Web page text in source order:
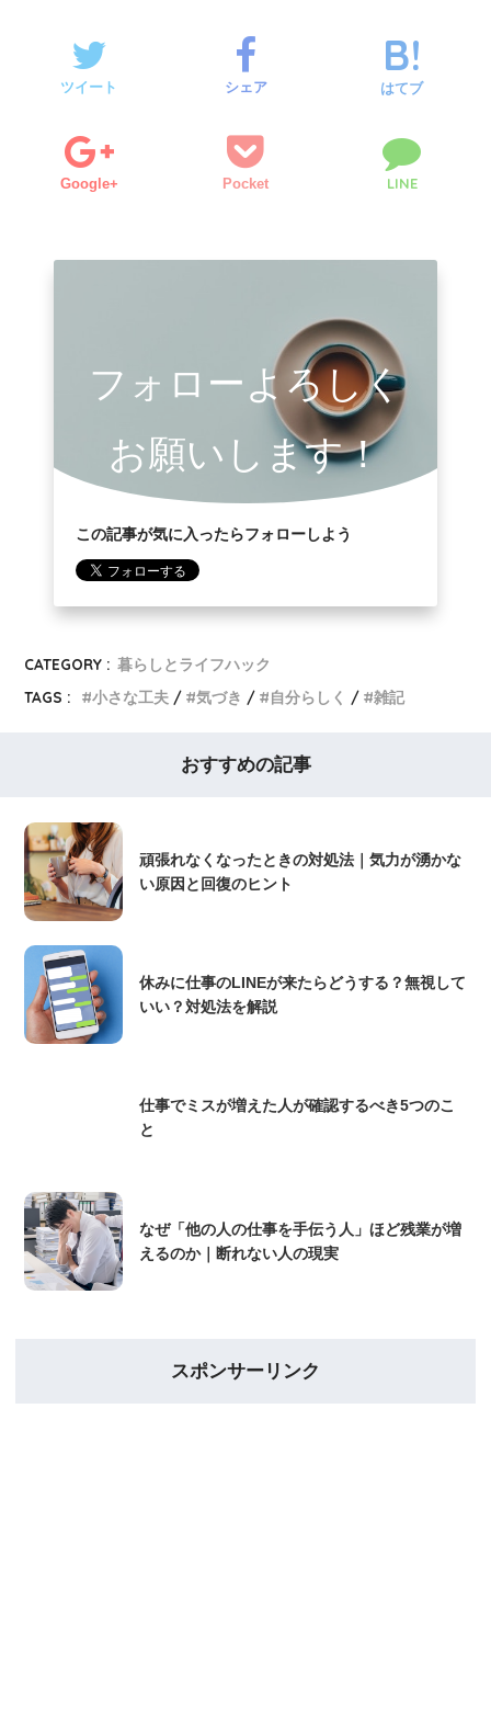
ツイート シェア はてブ
Google+ Pocket LINE
フォローよろしく
お願いします！
この記事が気に入ったらフォローしよう
CATEGORY : 暮らしとライフハック
TAGS :
小さな工夫 気づき 自分らしく 雑記
おすすめの記事
頑張れなくなったときの対処法｜気力が湧かな
い原因と回復のヒント
休みに仕事のLINEが来たらどうする？無視して
いい？対処法を解説
仕事でミスが増えた人が確認するべき5つのこ
と
なぜ「他の人の仕事を手伝う人」ほど残業が増
えるのか｜断れない人の現実
スポンサーリンク